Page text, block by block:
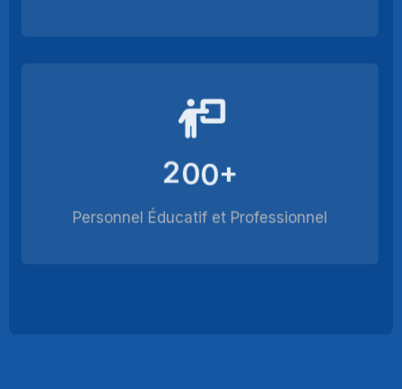
200+
Personnel Éducatif et Professionnel